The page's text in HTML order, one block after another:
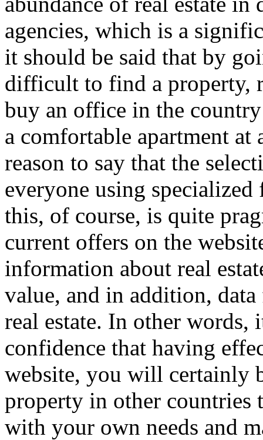
agencies, which is a
it should be said that by
difficult to find a property,
buy an office in the
a comfortable apartment at
reason to say that the
everyone using
this, of course, is quite
current offers on the
information about real
value, and in addition,
real estate. In other
confidence that having
website, you will certainly
property in other countries
with your own needs and